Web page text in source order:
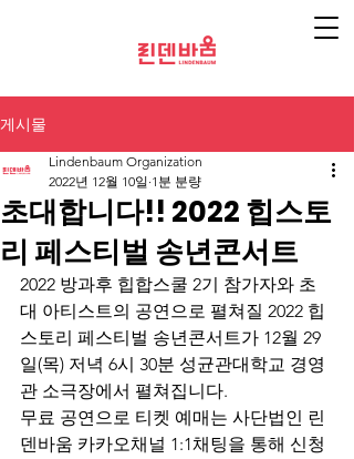
게시물
초대합니다!! 2022 힙스토
리 페스티벌 송년콘서트
Lindenbaum Organization
2022년 12월 10일 1분 분량
2022 방과후 힙합스쿨 2기 참가자와 초
대 아티스트의 공연으로 펼쳐질 2022 힙
스토리 페스티벌 송년콘서트가 12월 29
일(목) 저녁 6시 30분 성균관대학교 경영
관 소극장에서 펼쳐집니다.
무료 공연으로 티켓 예매는 사단법인 린
덴바움 카카오채널 1:1채팅을 통해 신청